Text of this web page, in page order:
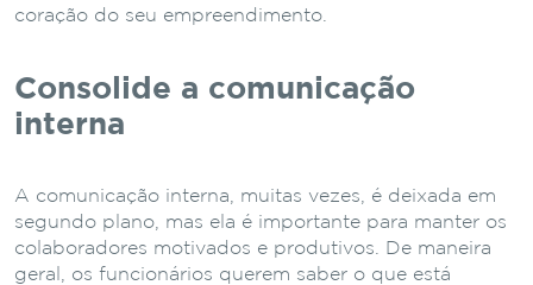
coração do seu empreendimento.
Consolide a comunicação
interna
A comunicação interna, muitas vezes, é deixada em
segundo plano, mas ela é importante para manter os
colaboradores motivados e produtivos. De maneira
geral, os funcionários querem saber o que está